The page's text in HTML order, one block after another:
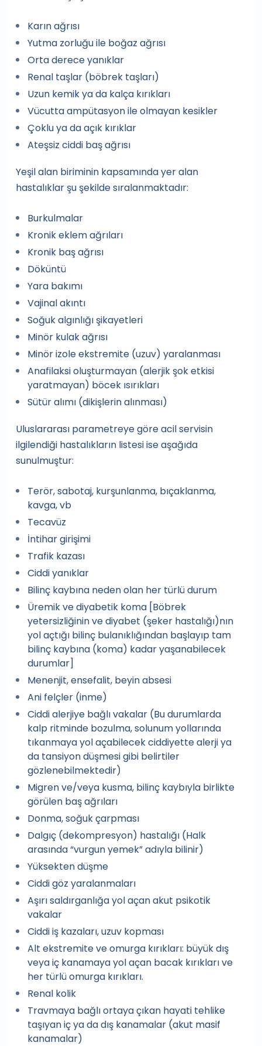
Karın ağrısı
Yutma zorluğu ile boğaz ağrısı
Orta derece yanıklar
Renal taşlar (böbrek taşları)
Uzun kemik ya da kalça kırıkları
Vücutta ampütasyon ile olmayan kesikler
Çoklu ya da açık kırıklar
Ateşsiz ciddi baş ağrısı
Yeşil alan biriminin kapsamında yer alan
hastalıklar şu şekilde sıralanmaktadır:
Burkulmalar
Kronik eklem ağrıları
Kronik baş ağrısı
Döküntü
Yara bakımı
Vajinal akıntı
Soğuk algınlığı şikayetleri
Minör kulak ağrısı
Minör izole ekstremite (uzuv) yaralanması
Anafilaksi oluşturmayan (alerjik şok etkisi
yaratmayan) böcek ısırıkları
Sütür alımı (dikişlerin alınması)
Uluslararası parametreye göre acil servisin
ilgilendiği hastalıkların listesi ise aşağıda
sunulmuştur:
Terör, sabotaj, kurşunlanma, bıçaklanma,
kavga, vb
Tecavüz
İntihar girişimi
Trafik kazası
Ciddi yanıklar
Bilinç kaybına neden olan her türlü durum
Üremik ve diyabetik koma [Böbrek
yetersizliğinin ve diyabet (şeker hastalığı)nın
yol açtığı bilinç bulanıklığından başlayıp tam
bilinç kaybına (koma) kadar yaşanabilecek
durumlar]
Menenjit, ensefalit, beyin absesi
Ani felçler (inme)
Ciddi alerjiye bağlı vakalar (Bu durumlarda
kalp ritminde bozulma, solunum yollarında
tıkanmaya yol açabilecek ciddiyette alerji ya
da tansiyon düşmesi gibi belirtiler
gözlenebilmektedir)
Migren ve/veya kusma, bilinç kaybıyla birlikte
görülen baş ağrıları
Donma, soğuk çarpması
Dalgıç (dekompresyon) hastalığı (Halk
arasında “vurgun yemek” adıyla bilinir)
Yüksekten düşme
Ciddi göz yaralanmaları
Aşırı saldırganlığa yol açan akut psikotik
vakalar
Ciddi iş kazaları, uzuv kopması
Alt ekstremite ve omurga kırıkları: büyük dış
veya iç kanamaya yol açan bacak kırıkları ve
her türlü omurga kırıkları.
Renal kolik
Travmaya bağlı ortaya çıkan hayati tehlike
taşıyan iç ya da dış kanamalar (akut masif
kanamalar)